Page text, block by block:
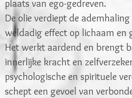
plaats van ego-gedreven.
De olie verdiept de
weldadig effect op lichaam en
Het werkt aardend en brengt
innerlijke kracht en
psychologische en spirituele
schept een gevoel van